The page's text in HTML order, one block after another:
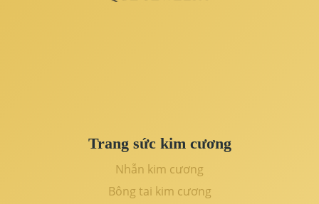
Trang sức kim cương
Nhẫn kim cương
Bông tai kim cương